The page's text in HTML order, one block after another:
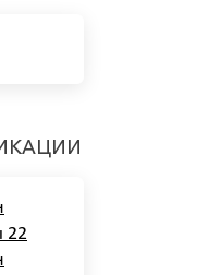
22